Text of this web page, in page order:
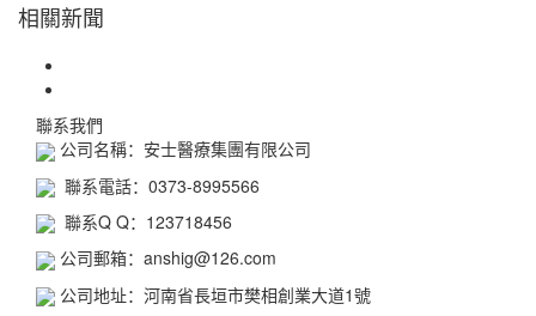
相關新聞
聯系我們
公司名稱：安士醫療集團有限公司
聯系電話：0373-8995566
聯系Q Q：123718456
公司郵箱：anshig@126.com
公司地址：河南省長垣市樊相創業大道1號